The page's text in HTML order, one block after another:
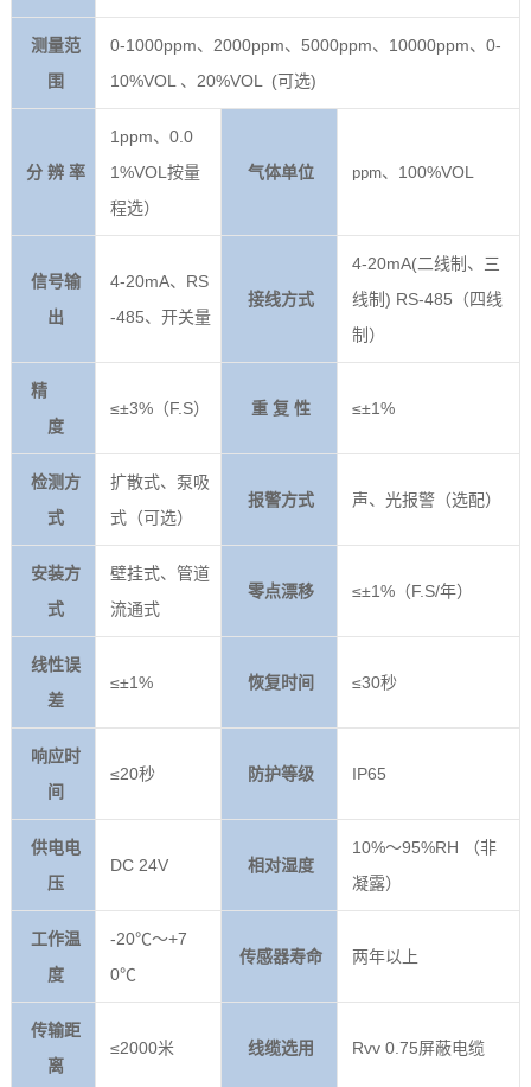
测量范
围
0-1000ppm、2000ppm、5000ppm、10000ppm、0-
10%VOL 、20%VOL (可选)
分 辨 率
1ppm、0.0
1%VOL按量
程选）
气体单位 ppm、 100%VOL
信号输
出
4-20mA、RS
-485、开关量
接线方式
4-20mA(二线制、三
线制) RS-485（四线
制）
精
度
≤±3%（F.S） 重 复 性 ≤±1%
检测方
式
扩散式、泵吸
式（可选）
报警方式 声、光报警（选配）
安装方
式
壁挂式、管道
流通式
零点漂移 ≤±1%（F.S/年）
线性误
差
≤±1% 恢复时间 ≤30秒
响应时
间
≤20秒 防护等级 IP65
供电电
压
DC 24V 相对湿度
10%～95%RH （非
凝露）
工作温
度
-20℃～+7
0℃
传感器寿命 两年以上
传输距
离
≤2000米 线缆选用 Rvv 0.75屏蔽电缆